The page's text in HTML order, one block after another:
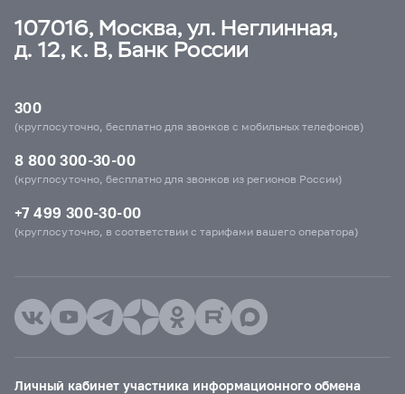
107016, Москва, ул. Неглинная,
д. 12, к. В, Банк России
300
(круглосуточно, бесплатно для звонков с мобильных телефонов)
8 800 300-30-00
(круглосуточно, бесплатно для звонков из регионов России)
+7 499 300-30-00
(круглосуточно, в соответствии с тарифами вашего оператора)
Личный кабинет участника информационного обмена